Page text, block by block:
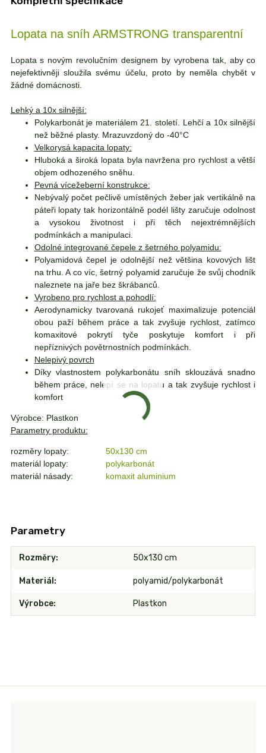
Lopata na sníh ARMSTRONG transparentní
Lopata s novým revolučním designem by vyrobena tak, aby co
nejefektivněji sloužila svému účelu, proto by neměla chybět v
žádné domácnosti.
Lehký a 10x silnější:
Polykarbonát je materiálem 21. století. Lehčí a 10x silnější
než běžné plasty. Mrazuvzdoný do -40°C
Velkorysá kapacita lopaty:
Hluboká a široká lopata byla navržena pro rychlost a větší
objem odhozeného sněhu.
Pevná vícežeberní konstrukce:
Nebývalý počet pečlivě umístěných žeber jak vertikálně na
páteři lopaty tak horizontálně podél lišty zaručuje odolnost
a vysokou životnost i při těch nejextrémnějších
podmínkách a manipulaci.
Odolné integrované čepele z šetrného polyamidu:
Polyamidová čepel je odolnější než většina kovových lišt
na trhu. A co víc, šetrný polyamid zaručuje že svůj chodník
naleznete na jaře bez škrábanců.
Vyrobeno pro rychlost a pohodlí:
Aerodynamicky tvarovaná rukojeť maximalizuje potenciál
obou paží během práce a tak zvyšuje rychlost, zatímco
komaxitové pokrytí tyče poskytuje komfort i při
nepříznivých povětrnostních podmínkách.
Nelepivý povrch
Díky vlastnostem polykarbonátu sníh sklouzává snadno
během práce, nelepí se na lopatu a tak zvyšuje rychlost i
komfort
Výrobce: Plastkon
Parametry produktu:
rozměry lopaty:
50x130 cm
materiál lopaty:
polykarbonát
materiál násady:
komaxit aluminium
Parametry
Rozměry 50x130 cm
Materiál polyamid/polykarbonát
Výrobce Plastkon